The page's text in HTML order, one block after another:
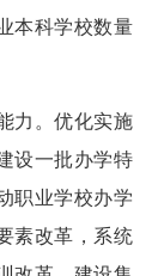
本科学校数量
力。优化实施
设一批办学特
职业学校办学
素改革，系统